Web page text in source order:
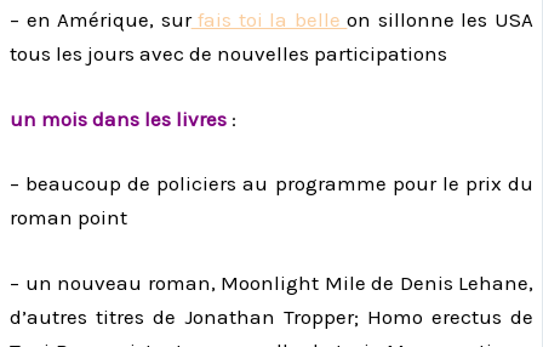
– en Amérique, surfais toi la belleon sillonne les USA
tous les jours avec de nouvelles participations
un mois dans les livres :
– beaucoup de policiers au programme pour le prix du
roman point
– un nouveau roman, Moonlight Mile de Denis Lehane,
d’autres titres de Jonathan Tropper; Homo erectus de